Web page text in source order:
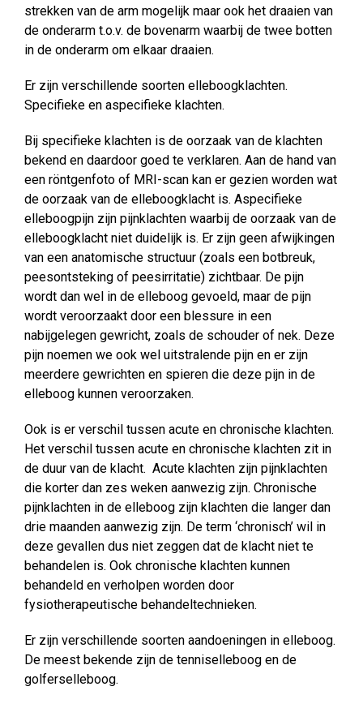
strekken van de arm mogelijk maar ook het draaien van
de onderarm t.o.v. de bovenarm waarbij de twee botten
in de onderarm om elkaar draaien.
Er zijn verschillende soorten elleboogklachten.
Specifieke en aspecifieke klachten.
Bij specifieke klachten is de oorzaak van de klachten
bekend en daardoor goed te verklaren. Aan de hand van
een röntgenfoto of MRI-scan kan er gezien worden wat
de oorzaak van de elleboogklacht is. Aspecifieke
elleboogpijn zijn pijnklachten waarbij de oorzaak van de
elleboogklacht niet duidelijk is. Er zijn geen afwijkingen
van een anatomische structuur (zoals een botbreuk,
peesontsteking of peesirritatie) zichtbaar. De pijn
wordt dan wel in de elleboog gevoeld, maar de pijn
wordt veroorzaakt door een blessure in een
nabijgelegen gewricht, zoals de schouder of nek. Deze
pijn noemen we ook wel uitstralende pijn en er zijn
meerdere gewrichten en spieren die deze pijn in de
elleboog kunnen veroorzaken.
Ook is er verschil tussen acute en chronische klachten.
Het verschil tussen acute en chronische klachten zit in
de duur van de klacht. Acute klachten zijn pijnklachten
die korter dan zes weken aanwezig zijn. Chronische
pijnklachten in de elleboog zijn klachten die langer dan
drie maanden aanwezig zijn. De term ‘chronisch’ wil in
deze gevallen dus niet zeggen dat de klacht niet te
behandelen is. Ook chronische klachten kunnen
behandeld en verholpen worden door
fysiotherapeutische behandeltechnieken.
Er zijn verschillende soorten aandoeningen in elleboog.
De meest bekende zijn de tenniselleboog en de
golferselleboog.